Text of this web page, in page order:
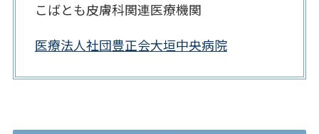
こばとも皮膚科関連医療機関
医療法人社団豊正会大垣中央病院